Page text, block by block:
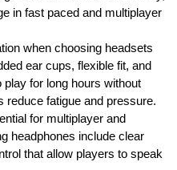
in fast paced and multiplayer
when choosing headsets
ear cups, flexible fit, and
for long hours without
reduce fatigue and pressure.
for multiplayer and
headphones include clear
that allow players to speak